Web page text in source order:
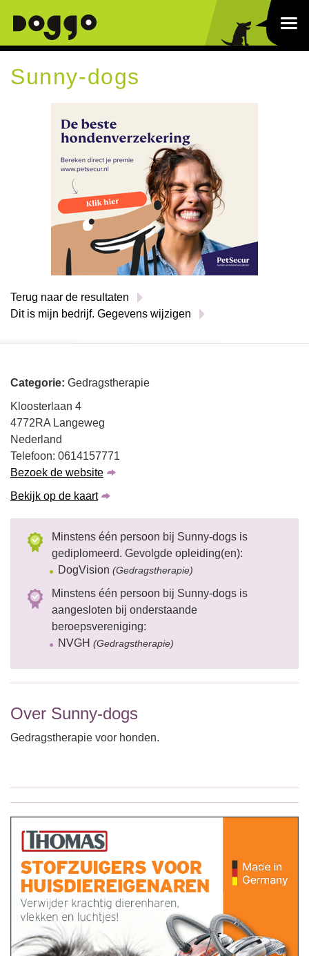
Sunny-dogs
Terug naar de resultaten
Dit is mijn bedrijf. Gegevens wijzigen
Categorie: Gedragstherapie
Kloosterlaan 4
4772RA Langeweg
Nederland
Telefoon: 0614157771
Bezoek de website
Bekijk op de kaart
Minstens één persoon bij Sunny-dogs is
gediplomeerd. Gevolgde opleiding(en):
DogVision (Gedragstherapie)
Minstens één persoon bij Sunny-dogs is
aangesloten bij onderstaande
beroepsvereniging:
NVGH (Gedragstherapie)
Over Sunny-dogs
Gedragstherapie voor honden.